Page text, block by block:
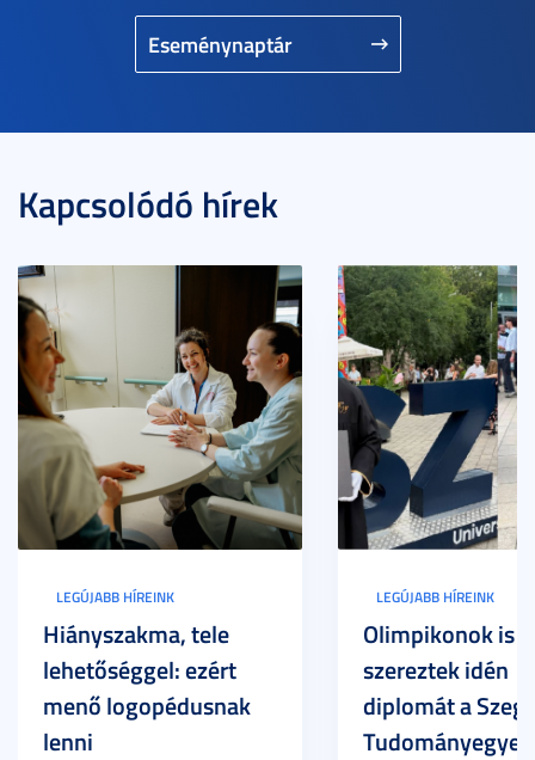
Eseménynaptár
Kapcsolódó hírek
LEGÚJABB HÍREINK
Hiányszakma, tele
lehetőséggel: ezért
menő logopédusnak
lenni
LEGÚJABB HÍREINK
Olimpikonok is
szereztek idén
diplomát a